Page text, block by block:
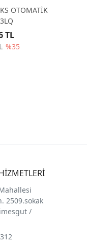
OTOMATİK
%35
TL
2509.sokak
/